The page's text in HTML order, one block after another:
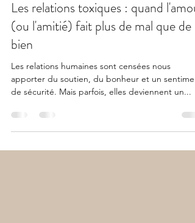
21 févr. 2025
3 min de lecture
Les relations toxiques : quand l'amour
(ou l'amitié) fait plus de mal que de
bien
Les relations humaines sont censées nous
de sécurité. Mais parfois, elles deviennent un...